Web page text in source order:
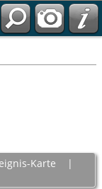
Karte |